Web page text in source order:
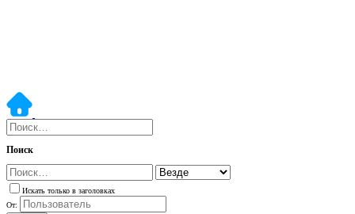
Поиск
Искать только в заголовках
От: